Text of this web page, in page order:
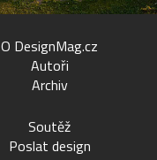
O DesignMag.cz
Autoři
Archiv
Soutěž
Poslat design